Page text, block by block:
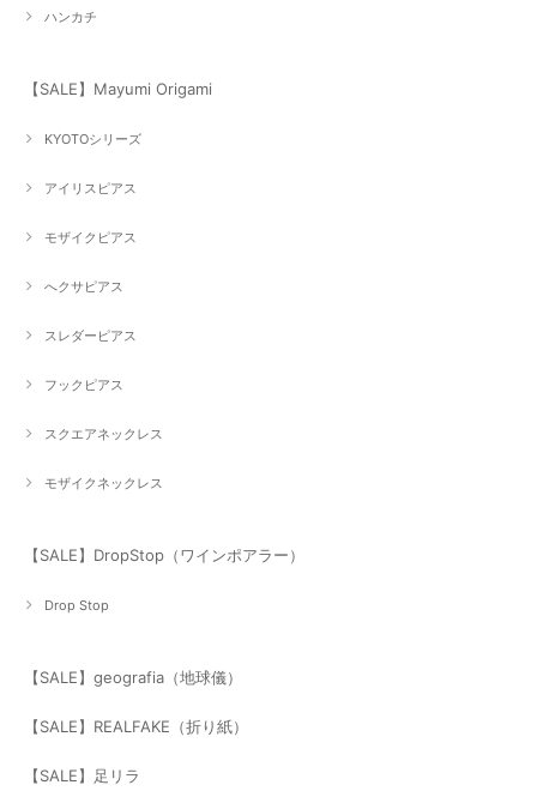
ハンカチ
【SALE】Mayumi Origami
KYOTOシリーズ
アイリスピアス
モザイクピアス
へクサピアス
スレダーピアス
フックピアス
スクエアネックレス
モザイクネックレス
【SALE】DropStop（ワインポアラー）
Drop Stop
【SALE】geografia（地球儀）
【SALE】REALFAKE（折り紙）
【SALE】足リラ